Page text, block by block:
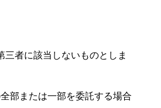
者に該当しないものとしま
部または一部を委託する場合